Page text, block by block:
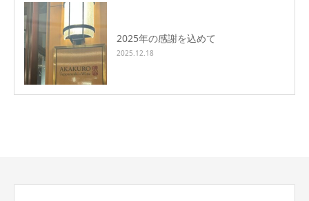
2025年の感謝を込めて
2025.12.18